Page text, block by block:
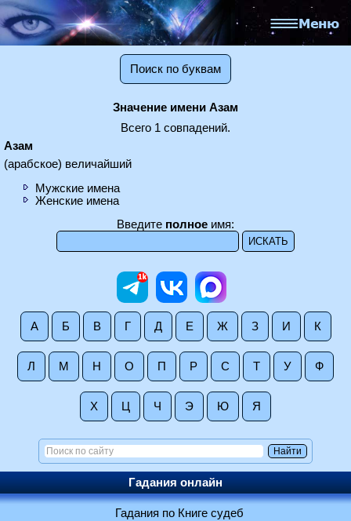
Поиск по буквам
Значение имени Азам
Всего 1 совпадений.
Азам
(арабское) величайший
Мужские имена
Женские имена
Введите полное имя:
А Б В Г Д Е Ж З И К
Л М Н О П Р С Т У Ф
Х Ц Ч Э Ю Я
Гадания онлайн
Гадания по Книге судеб